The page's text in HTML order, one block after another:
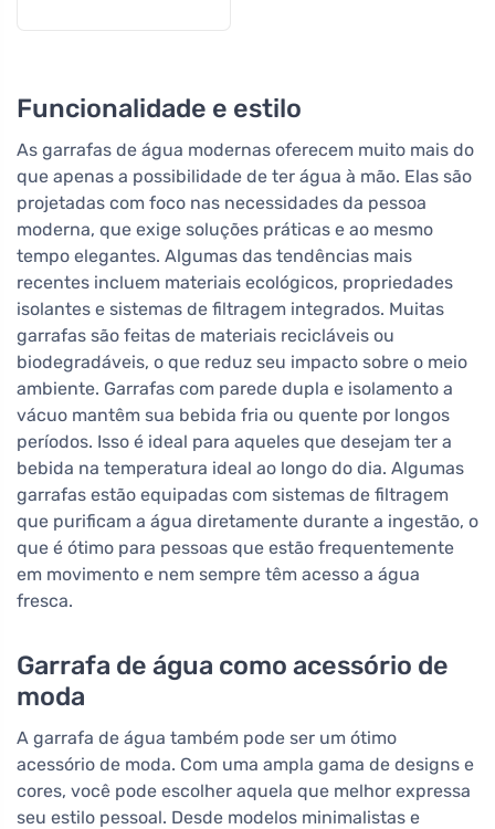
Funcionalidade e estilo
As garrafas de água modernas oferecem muito mais do
que apenas a possibilidade de ter água à mão. Elas são
projetadas com foco nas necessidades da pessoa
moderna, que exige soluções práticas e ao mesmo
tempo elegantes. Algumas das tendências mais
recentes incluem materiais ecológicos, propriedades
isolantes e sistemas de filtragem integrados. Muitas
garrafas são feitas de materiais recicláveis ou
biodegradáveis, o que reduz seu impacto sobre o meio
ambiente. Garrafas com parede dupla e isolamento a
vácuo mantêm sua bebida fria ou quente por longos
períodos. Isso é ideal para aqueles que desejam ter a
bebida na temperatura ideal ao longo do dia. Algumas
garrafas estão equipadas com sistemas de filtragem
que purificam a água diretamente durante a ingestão, o
que é ótimo para pessoas que estão frequentemente
em movimento e nem sempre têm acesso a água
fresca.
Garrafa de água como acessório de
moda
A garrafa de água também pode ser um ótimo
acessório de moda. Com uma ampla gama de designs e
cores, você pode escolher aquela que melhor expressa
seu estilo pessoal. Desde modelos minimalistas e